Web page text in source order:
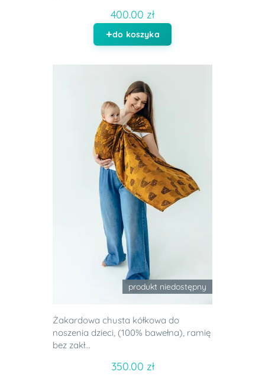
400.00 zł
do koszyka
produkt niedostępny
Żakardowa chusta kółkowa do
noszenia dzieci, (100% bawełna), ramię
bez zakł...
350.00 zł